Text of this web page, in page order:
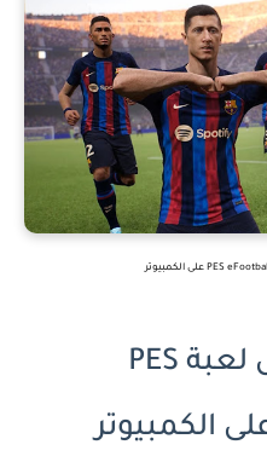
متطلبات تشغيل لعبة PES